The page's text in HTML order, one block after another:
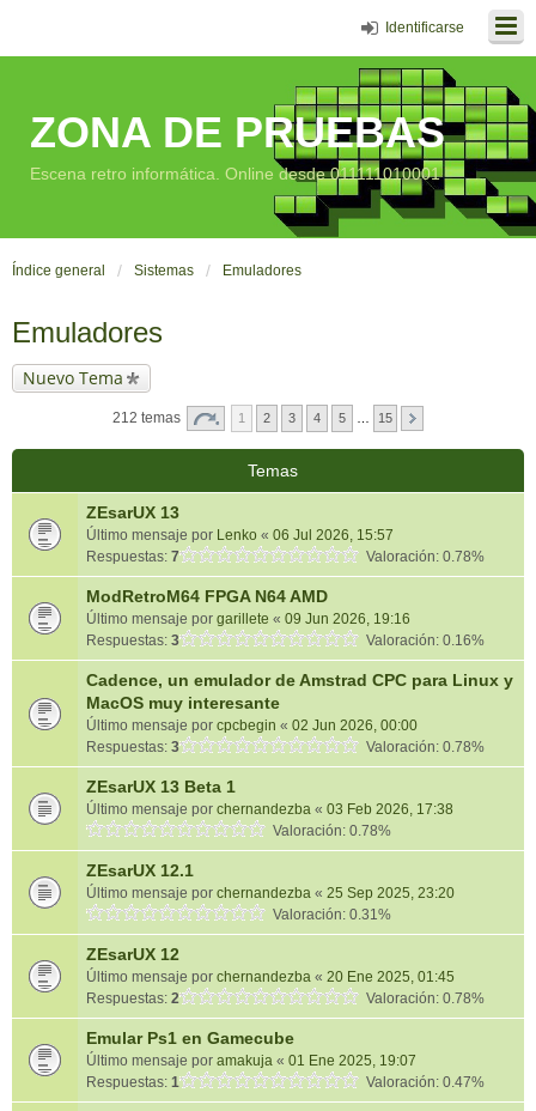
Identificarse
ZONA DE PRUEBAS
Escena retro informática. Online desde 011111010001
Índice general Sistemas Emuladores
Emuladores
Nuevo Tema
212 temas 1 2 3 4 5 15
Temas
ZEsarUX 13
Último mensaje por Lenko « 06 Jul 2026, 15:57
Respuestas: 7 Valoración: 0.78%
ModRetroM64 FPGA N64 AMD
Último mensaje por garillete « 09 Jun 2026, 19:16
Respuestas: 3 Valoración: 0.16%
Cadence, un emulador de Amstrad CPC para Linux y
MacOS muy interesante
Último mensaje por cpcbegin « 02 Jun 2026, 00:00
Respuestas: 3 Valoración: 0.78%
ZEsarUX 13 Beta 1
Último mensaje por chernandezba « 03 Feb 2026, 17:38
Valoración: 0.78%
ZEsarUX 12.1
Último mensaje por chernandezba « 25 Sep 2025, 23:20
Valoración: 0.31%
ZEsarUX 12
Último mensaje por chernandezba « 20 Ene 2025, 01:45
Respuestas: 2 Valoración: 0.78%
Emular Ps1 en Gamecube
Último mensaje por amakuja « 01 Ene 2025, 19:07
Respuestas: 1 Valoración: 0.47%